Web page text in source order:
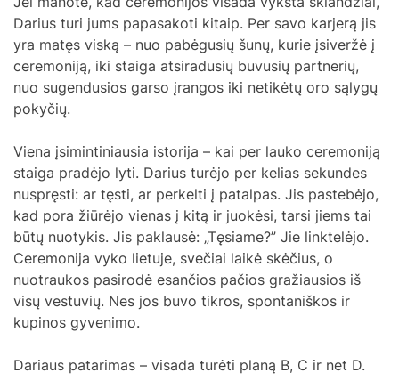
Darius turi jums papasakoti kitaip. Per savo karjerą jis
yra matęs viską – nuo pabėgusių šunų, kurie įsiveržė į
ceremoniją, iki staiga atsiradusių buvusių partnerių,
nuo sugendusios garso įrangos iki netikėtų oro sąlygų
pokyčių.
Viena įsimintiniausia istorija – kai per lauko ceremoniją
staiga pradėjo lyti. Darius turėjo per kelias sekundes
nuspręsti: ar tęsti, ar perkelti į patalpas. Jis pastebėjo,
kad pora žiūrėjo vienas į kitą ir juokėsi, tarsi jiems tai
būtų nuotykis. Jis paklausė: „Tęsiame?” Jie linktelėjo.
Ceremonija vyko lietuje, svečiai laikė skėčius, o
nuotraukos pasirodė esančios pačios gražiausios iš
visų vestuvių. Nes jos buvo tikros, spontaniškos ir
kupinos gyvenimo.
Dariaus patarimas – visada turėti planą B, C ir net D.